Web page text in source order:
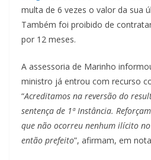
multa de 6 vezes o valor da sua
Também foi proibido de
por 12 meses.
A assessoria de Marinho
ministro já entrou com recurso
“Acreditamos na reversão do
sentença de 1ª Instância.
que não ocorreu nenhum ilícito
então prefeito”, afirmam, em